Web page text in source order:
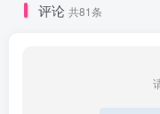
评论 共81条